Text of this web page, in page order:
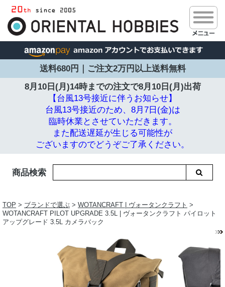
送料680円｜ご注文2万円以上送料無料
8月10日(月)14時までの注文で8月10日(月)出荷
【台風13号接近に伴うお知らせ】
台風13号接近のため、8月7日(金)は
臨時休業とさせていただきます。
また配送遅延が生じる可能性が
ございますのでどうぞご了承ください。
商品検索
TOP > ブランドで選ぶ > WOTANCRAFT | ヴォータンクラフト >
WOTANCRAFT PILOT UPGRADE 3.5L | ヴォータンクラフト パイロット
アップグレード 3.5L カメラバック